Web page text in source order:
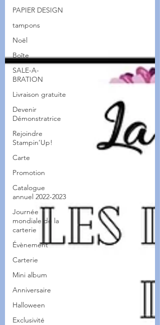
PAPIER DESIGN
tampons
Noël
Boîte
SALE-A-
BRATION
Livraison gratuite
Devenir
Démonstratrice
Rejoindre
Stampin’Up!
Carte
Promotion
Catalogue
annuel 2022-2023
Journée
mondiale de la
carterie
Évènement
Carterie
Mini album
Anniversaire
Halloween
Exclusivité